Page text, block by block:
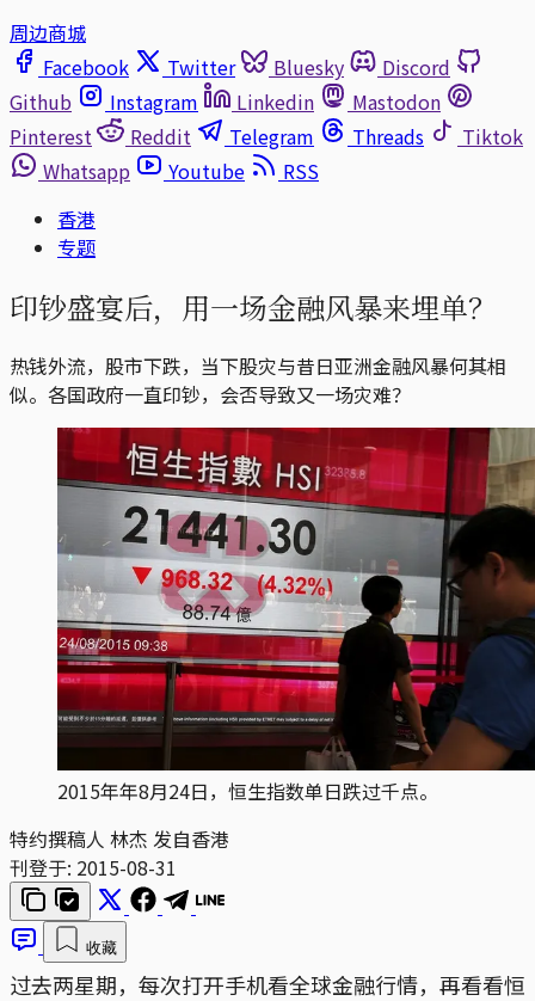
周边商城
Facebook
Twitter Bluesky
Discord
Github
Instagram Linkedin
Mastodon
Pinterest
Reddit Telegram Threads
Tiktok
Whatsapp
Youtube
RSS
香港
专题
印钞盛宴后，用一场金融风暴来埋单？
热钱外流，股市下跌，当下股灾与昔日亚洲金融风暴何其相
似。各国政府一直印钞，会否导致又一场灾难？
2015年年8月24日，恒生指数单日跌过千点。
特约撰稿人 林杰 发自香港
刊登于: 2015-08-31
收藏
过去两星期，每次打开手机看全球金融行情，再看看恒